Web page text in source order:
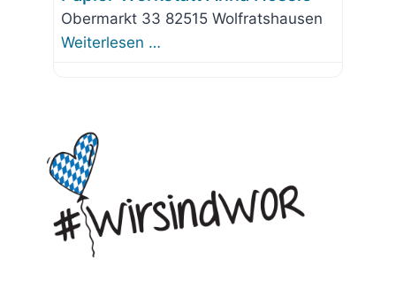
Obermarkt 33 82515 Wolfratshausen
Weiterlesen …